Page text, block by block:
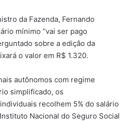
da Fazenda, Fernando
mínimo “vai ser pago
sobre a edição da
o valor em R$ 1.320.
autônomos com regime
simplificado, os
recolhem 5% do salário
Nacional do Seguro Social